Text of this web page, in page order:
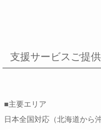
支援サービスご提
■主要エリア
日本全国対応（北海道から